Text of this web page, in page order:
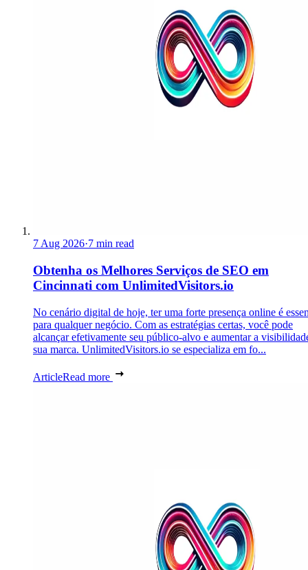
7 Aug 2026·7 min read
Obtenha os Melhores Serviços de SEO em
Cincinnati com UnlimitedVisitors.io
No cenário digital de hoje, ter uma forte presença online é
para qualquer negócio. Com as estratégias certas, você pode
alcançar efetivamente seu público-alvo e aumentar a
sua marca. UnlimitedVisitors.io se especializa em fo...
ArticleRead more